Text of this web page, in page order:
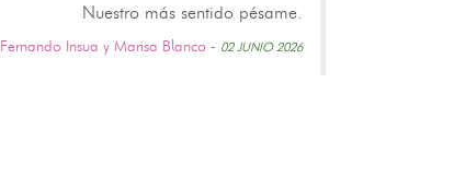
Nuestro más sentido pésame.
Fernando Insua y Marisa Blanco - 02 JUNIO 2026